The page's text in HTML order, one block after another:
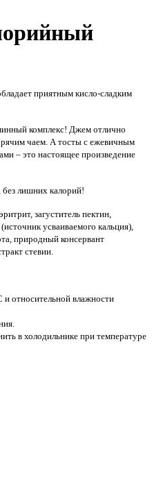
приятным кисло-сладким
комплекс! Джем отлично
чаем. А тосты с ежевичным
– это настоящее произведение
лишних калорий!
загуститель пектин,
усваиваемого кальция),
природный консервант
стевии.
и относительной влажности
в холодильнике при температуре